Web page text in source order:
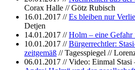
Corax Halle // Götz Rubisch
16.01.2017 //Es bleiben nur
Detjen
14.01.2017 //Holm – eine Gefahr
10.01.2017 //Bürgerrechtler:
zeitgemäß // Tagesspiegel //
06.01.2017 // Video: Einmal Stasi